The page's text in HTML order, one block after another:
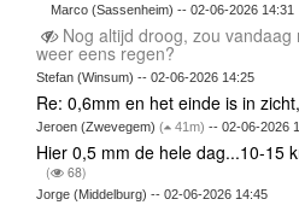
Marco (Sassenheim) -- 02-06-2026 14:31
Nog altijd droog, zou vandaag
weer eens regen?
Stefan (Winsum) -- 02-06-2026 14:25
Re: 0,6mm en het einde is in
Jeroen (Zwevegem) ( 41m) -- 02-06-2026
Hier 0,5 mm de hele dag...10-15
( 68)
Jorge (Middelburg) -- 02-06-2026 14:45